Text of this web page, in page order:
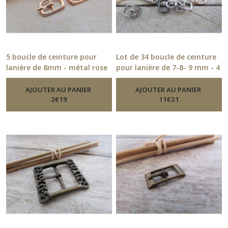
5 boucle de ceinture pour
lanière de 8mm - métal rose
doré - 1.7 x 1.2 cm - 21.52
Boucle De Ceinture
AJOUTER AU PANIER
2€19
Lot de 34 boucle de ceinture
pour lanière de 7-8- 9 mm - 4
coloris - 42.52-Boucle De
CeintureAJOUTER AU PANIER
11€31